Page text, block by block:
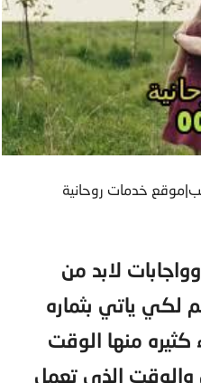
خدمات روحانية
لابد من
لكي ياتي بثماره
منها الوقت
والوقت الذي تعمل